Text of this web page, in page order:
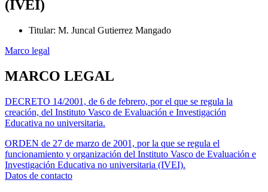
(IVEI)
Titular: M. Juncal Gutierrez Mangado
Marco legal
MARCO LEGAL
DECRETO 14/2001, de 6 de febrero, por el que se regula la
creación, del Instituto Vasco de Evaluación e Investigación
Educativa no universitaria.
ORDEN de 27 de marzo de 2001, por la que se regula el
funcionamiento y organización del Instituto Vasco de Evaluación e
Investigación Educativa no universitaria (IVEI).
Datos de contacto